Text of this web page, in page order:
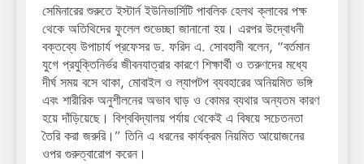
সেমিনারের শুরুতে ইস্টার্ন ইউনিভার্সিটি পাবলিক হেলথ ক্লাবের পক্ষ
থেকে অতিথিদের ফুলেল শুভেচ্ছা জানানো হয়। এরপর উদ্বোধনী
বক্তব্যে উপাচার্য প্রফেসর ড. ফরিদ এ. সোবহানী বলেন, “বর্তমান
যুগে প্রযুক্তিনির্ভর জীবনযাত্রার কারণে শিক্ষার্থী ও তরুণদের মধ্যে
দীর্ঘ সময় বসে থাকা, মোবাইল ও ল্যাপটপ ব্যবহারের অনিয়মিত ভঙ্গি
এবং শারীরিক অনুশীলনের অভাব ঘাড় ও কোমর ব্যথার অন্যতম কারণ
হয়ে দাঁড়িয়েছে। বিশ্ববিদ্যালয় পর্যায় থেকেই এ বিষয়ে সচেতনতা
তৈরি করা জরুরি।” তিনি এ ধরনের কার্যক্রম নিয়মিত আয়োজনের
ওপর গুরুত্বারোপ করেন।